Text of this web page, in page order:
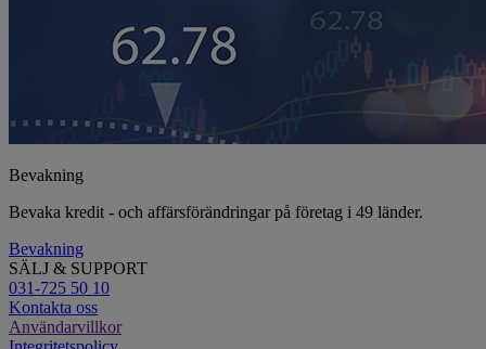
Bevakning
Bevaka kredit - och affärsförändringar på företag i 49 länder.
Bevakning
SÄLJ & SUPPORT
031-725 50 10
Kontakta oss
Användarvillkor